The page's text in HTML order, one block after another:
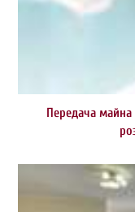
Передача майна